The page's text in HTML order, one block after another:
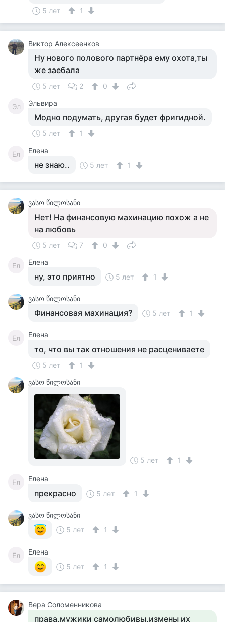
5 лет 1
Виктор Алексеенков
Ну нового полового партнёра ему охота,ты
же заебала
5 лет 2 0
Эл Эльвира
Модно подумать, другая будет фригидной.
5 лет 1
Ел Елена
не знаю.. 5 лет 1
ვასო წილოსანი
Нет! На финансовую махинацию похож а не
на любовь
5 лет 7 0
Ел Елена
ну, это приятно 5 лет 1
ვასო წილოსანი
Финансовая махинация? 5 лет 1
Ел Елена
то, что вы так отношения не расцениваете
5 лет
1
ვასო წილოსანი
5 лет 1
Ел Елена
прекрасно 5 лет 1
ვასო წილოსანი
5 лет
1
Ел
Елена
5 лет
1
Вера Соломенникова
права,мужики самолюбивы,измены их